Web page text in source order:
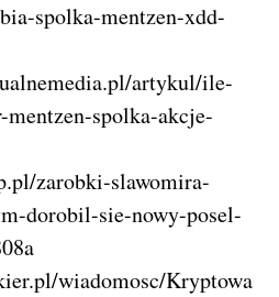
spolka-mentzen-xdd-
artykul/ile-
spolka-akcje-
zarobki-slawomira-
dorobil-sie-nowy-posel-
wiadomosc/